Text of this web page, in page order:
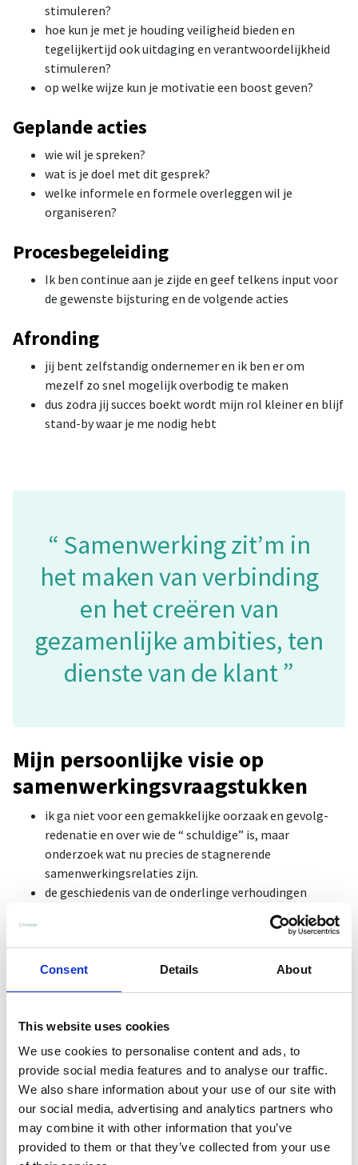
Consent Details About
This website uses cookies
We use cookies to personalise content and ads, to
provide social media features and to analyse our traffic.
We also share information about your use of our site with
our social media, advertising and analytics partners who
may combine it with other information that you’ve
provided to them or that they’ve collected from your use
stimuleren?
hoe kun je met je houding veiligheid bieden en
tegelijkertijd ook uitdaging en verantwoordelijkheid
stimuleren?
op welke wijze kun je motivatie een boost geven?
Geplande acties
wie wil je spreken?
wat is je doel met dit gesprek?
welke informele en formele overleggen wil je
organiseren?
Procesbegeleiding
Ik ben continue aan je zijde en geef telkens input voor
de gewenste bijsturing en de volgende acties
Afronding
jij bent zelfstandig ondernemer en ik ben er om
mezelf zo snel mogelijk overbodig te maken
dus zodra jij succes boekt wordt mijn rol kleiner en blijf
stand-by waar je me nodig hebt
Samenwerking zit’m in
het maken van verbinding
en het creëren van
gezamenlijke ambities, ten
dienste van de klant
Mijn persoonlijke visie op
samenwerkingsvraagstukken
ik ga niet voor een gemakkelijke oorzaak en gevolg-
redenatie en over wie de “ schuldige” is, maar
onderzoek wat nu precies de stagnerende
samenwerkingsrelaties zijn.
de geschiedenis van de onderlinge verhoudingen
en het probleem achter het samenwerkingsprobleem
ik genereer openheid, wederzijds respect en
waardering en zet graag in op motivatie tot
verandering en verbinding.
en ik kijk naar het systeem als geheel, Wat zijn de
wat is de heersende cultuur binnen het bedrijf?
hoe reageren mensen op elkaar, welke aannames
maken zij en vragen deze correctie?
ik breng graag realiteitszin en objectiviteit aan
en stimuleer bereidwilligheid tot samenwerking
ik hou van creatieve oplossingen met een lach!
zo gaan we samen voor oplossingen in verbeteringen
van de samenwerking die meer plezier genereren en